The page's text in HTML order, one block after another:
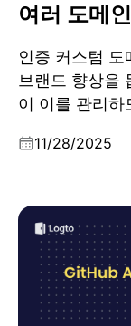
여러 도메
인증 커스텀
브랜드 향상을
이 이를 관리하
11/28/2025
GitHub 앱 vs.
하기